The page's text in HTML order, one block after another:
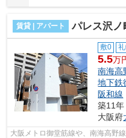
賃貸 | アパート パレス沢
敷0
5.5万
南海高
地下鉄
阪和線
築11年
大阪府
大阪メトロ御堂筋線や、南海高野